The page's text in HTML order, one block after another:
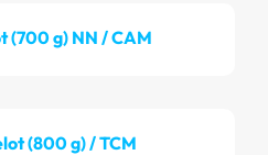
(700 g) NN / CAM
(800 g) / TCM